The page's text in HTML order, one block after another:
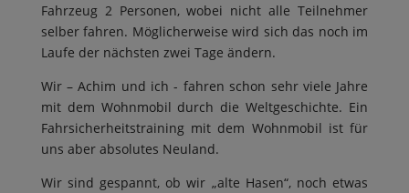
Fahrzeug 2 Personen, wobei nicht alle Teilnehmer
selber fahren. Möglicherweise wird sich das noch im
Laufe der nächsten zwei Tage ändern.
Wir – Achim und ich - fahren schon sehr viele Jahre
mit dem Wohnmobil durch die Weltgeschichte. Ein
Fahrsicherheitstraining mit dem Wohnmobil ist für
uns aber absolutes Neuland.
Wir sind gespannt, ob wir „alte Hasen“, noch etwas